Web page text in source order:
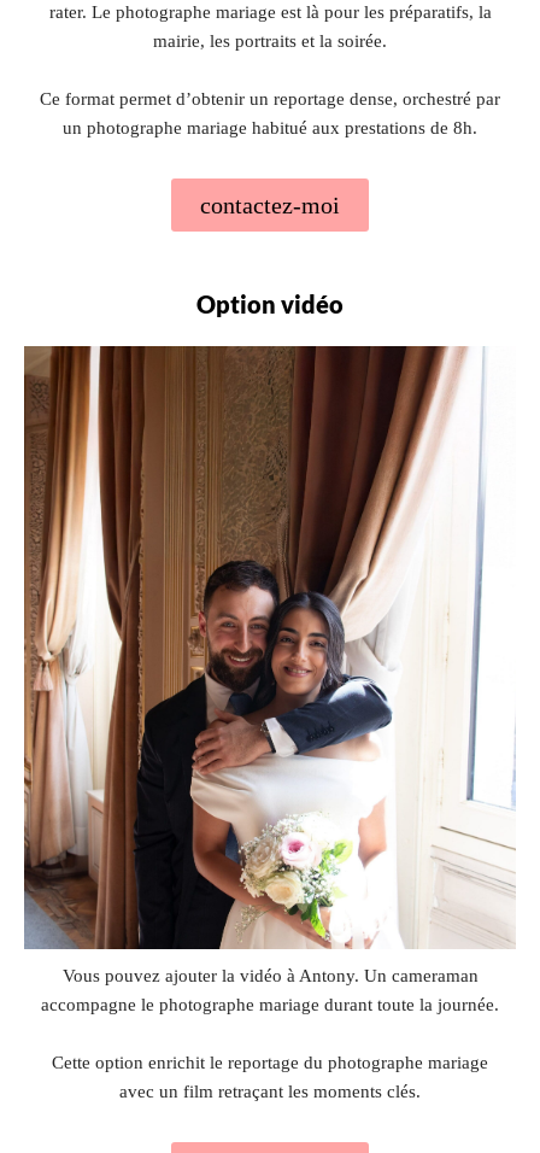
rater. Le photographe mariage est là pour les préparatifs, la
mairie, les portraits et la soirée.
Ce format permet d’obtenir un reportage dense, orchestré par
un photographe mariage habitué aux prestations de 8h.
contactez-moi
Option vidéo
Vous pouvez ajouter la vidéo à Antony. Un cameraman
accompagne le photographe mariage durant toute la journée.
Cette option enrichit le reportage du photographe mariage
avec un film retraçant les moments clés.